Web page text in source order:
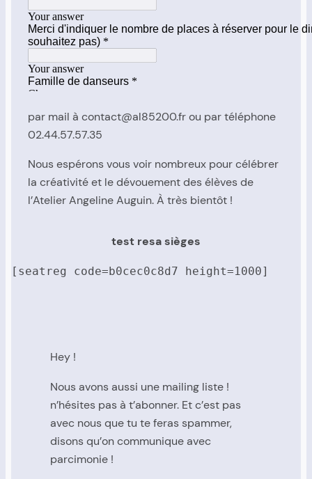
par mail à contact@al85200.fr ou par téléphone
02.44.57.57.35
Nous espérons vous voir nombreux pour célébrer
la créativité et le dévouement des élèves de
l’Atelier Angeline Auguin. À très bientôt !
test resa sièges
[seatreg code=b0cec0c8d7 height=1000]
Hey !
Nous avons aussi une mailing liste !
n’hésites pas à t’abonner. Et c’est pas
avec nous que tu te feras spammer,
disons qu’on communique avec
parcimonie !